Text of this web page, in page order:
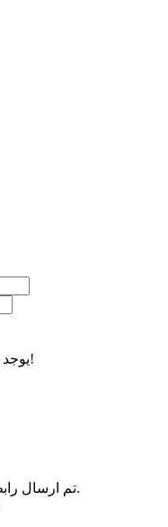
يوجد خطأ في اسم المستخدم أو كلمة المرور!
تم ارسال رابط استعادة كلمة المرور الى بريدك بنجاح.